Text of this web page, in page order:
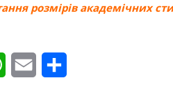
розмірів академічних
WhatsApp
Email